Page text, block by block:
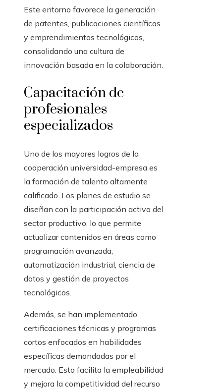
Este entorno favorece la generación
de patentes, publicaciones científicas
y emprendimientos tecnológicos,
consolidando una cultura de
innovación basada en la colaboración.
Capacitación de
profesionales
especializados
Uno de los mayores logros de la
cooperación universidad-empresa es
la formación de talento altamente
calificado. Los planes de estudio se
diseñan con la participación activa del
sector productivo, lo que permite
actualizar contenidos en áreas como
programación avanzada,
automatización industrial, ciencia de
datos y gestión de proyectos
tecnológicos.
Además, se han implementado
certificaciones técnicas y programas
cortos enfocados en habilidades
específicas demandadas por el
mercado. Esto facilita la empleabilidad
y mejora la competitividad del recurso